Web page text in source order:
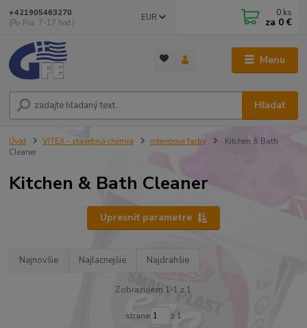
Menu
EUR
Hľadať
+421905463270
(Po-Pia, 7-17 hod.)
0 ks
za 0 €
Úvod VITEX - stavebná chémia interiérové farby
Kitchen & Bath
Cleaner
Kitchen & Bath Cleaner
Upresniť parametre
Najnovšie Najlacnejšie Najdrahšie
Zobrazujem 1-1 z 1
strana z 1